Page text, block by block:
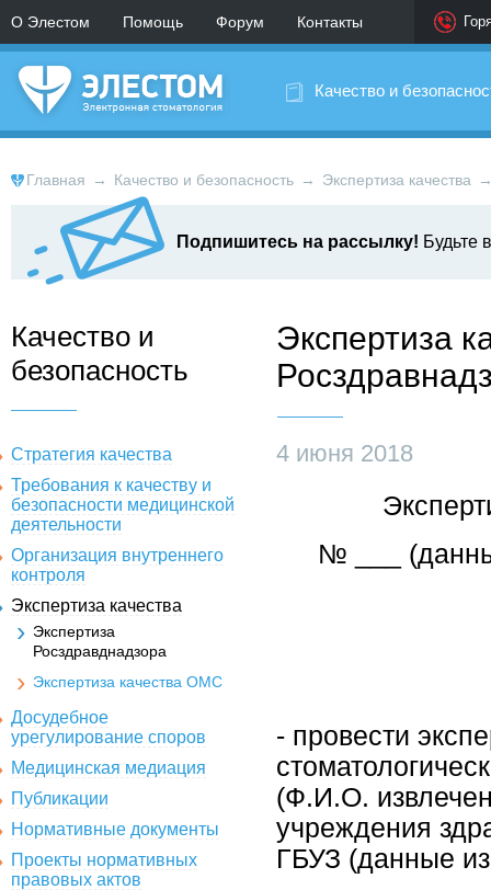
О Элестом Помощь Форум Контакты
Качество и
Главная → Качество и безопасность → Экспертиза качества
Подпишитесь на рассылку! Будьте
Качество и
безопасность
Экспертиза
Стратегия качества
Требования к качеству и
безопасности медицинской
деятельности
Организация внутреннего
контроля
Экспертиза качества
Экспертиза
Росздравднадзора
Экспертиза качества ОМС
Досудебное
урегулирование споров
Медицинская медиация
Публикации
Нормативные документы
Проекты нормативных
правовых актов
4 июня 2018
№ ___
- провести
(Ф.И.О.
учреждения
ГБУЗ (данные